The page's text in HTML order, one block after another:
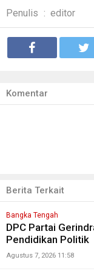
Penulis : editor
Komentar
Berita Terkait
Bangka Tengah
DPC Partai
Pendidikan Politik
Agustus 7, 2026 11:58